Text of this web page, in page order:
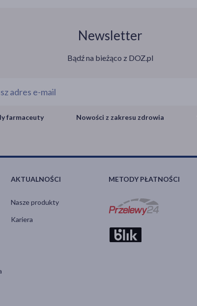
Newsletter
Bądź na bieżąco z DOZ.pl
farmaceuty Nowości z zakresu zdrowia
AKTUALNOŚCI
Nasze produkty
Kariera
METODY PŁATNOŚCI